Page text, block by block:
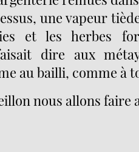
une vapeur
et les herbes
dire aux
au bailli, comme à
nous allons faire